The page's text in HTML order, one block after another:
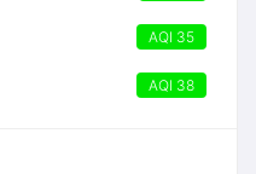
AQI 35
AQI 38